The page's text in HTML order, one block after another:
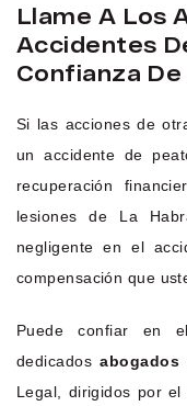
Llame A Los
Accidentes
Confianza De
Si las acciones de
un accidente de
recuperación
lesiones de La
negligente en el
compensación que
Puede confiar en
dedicadosabogados
Legal, dirigidos por el